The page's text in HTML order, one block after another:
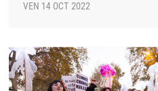
VEN 14 OCT 2022